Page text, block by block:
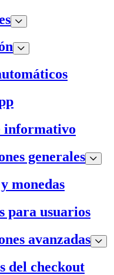
informativo
generales
monedas
para usuarios
avanzadas
del checkout